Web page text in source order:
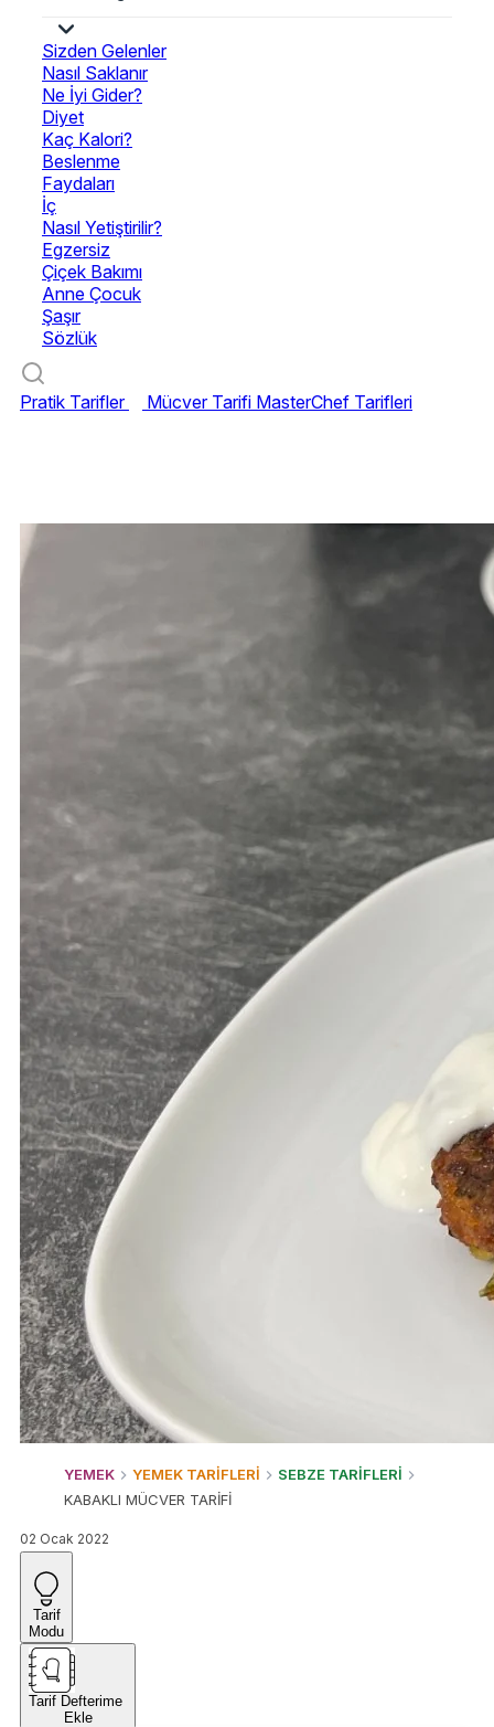
Sizden Gelenler
Nasıl Saklanır
Ne İyi Gider?
Diyet
Kaç Kalori?
Beslenme
Faydaları
İç
Nasıl Yetiştirilir?
Egzersiz
Çiçek Bakımı
Anne Çocuk
Şaşır
Sözlük
Pratik Tarifler Mücver Tarifi MasterChef Tarifleri
YEMEK YEMEK TARİFLERİ
SEBZE TARİFLERİ
KABAKLI MÜCVER TARİFİ
02 Ocak 2022
Tarif
Modu
Tarif Defterime
Ekle